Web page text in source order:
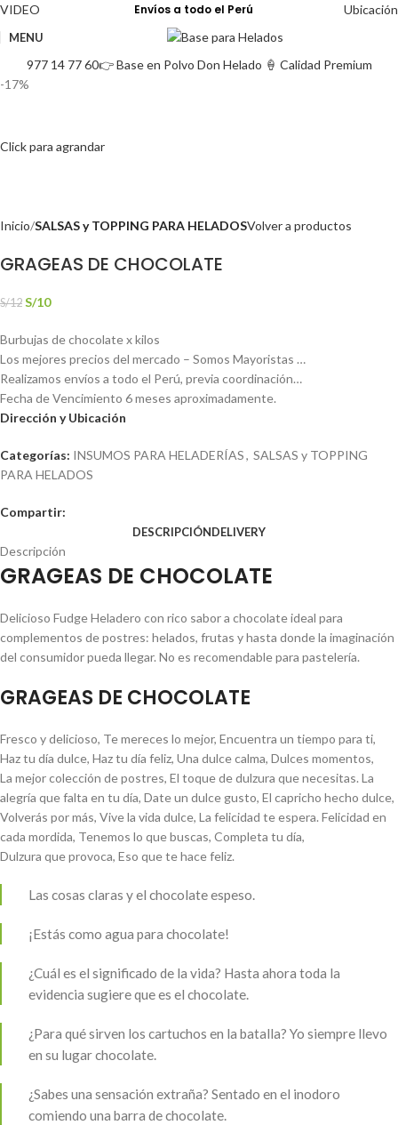
VIDEO Envíos a todo el Perú Ubicación
MENU
977 14 77 60👉 Base en Polvo Don Helado 🍦 Calidad Premium
-17%
Click para agrandar
Inicio SALSAS y TOPPING PARA HELADOSVolver a productos
GRAGEAS DE CHOCOLATE
S/12 S/10
Burbujas de chocolate x kilos
Los mejores precios del mercado – Somos Mayoristas …
Realizamos envíos a todo el Perú, previa coordinación…
Fecha de Vencimiento 6 meses aproximadamente.
Dirección y Ubicación
Categorías: INSUMOS PARA HELADERÍAS, SALSAS y TOPPING
PARA HELADOS
Compartir:
DESCRIPCIÓNDELIVERY
Descripción
GRAGEAS DE CHOCOLATE
Delicioso Fudge Heladero con rico sabor a chocolate ideal para
complementos de postres: helados, frutas y hasta donde la imaginación
del consumidor pueda llegar. No es recomendable para pastelería.
GRAGEAS DE CHOCOLATE
Fresco y delicioso, Te mereces lo mejor, Encuentra un tiempo para ti,
Haz tu día dulce, Haz tu día feliz, Una dulce calma, Dulces momentos,
La mejor colección de postres, El toque de dulzura que necesitas. La
alegría que falta en tu día, Date un dulce gusto, El capricho hecho dulce,
Volverás por más, Vive la vida dulce, La felicidad te espera. Felicidad en
cada mordida, Tenemos lo que buscas, Completa tu día,
Dulzura que provoca, Eso que te hace feliz.
Las cosas claras y el chocolate espeso.
¡Estás como agua para chocolate!
¿Cuál es el significado de la vida? Hasta ahora toda la
evidencia sugiere que es el chocolate.
¿Para qué sirven los cartuchos en la batalla? Yo siempre llevo
en su lugar chocolate.
¿Sabes una sensación extraña? Sentado en el inodoro
comiendo una barra de chocolate.